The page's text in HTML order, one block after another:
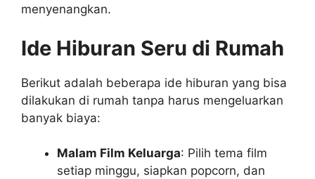
menyenangkan.
Ide Hiburan Seru di Rumah
Berikut adalah beberapa ide hiburan yang bisa
dilakukan di rumah tanpa harus mengeluarkan
banyak biaya:
Malam Film Keluarga: Pilih tema film
setiap minggu, siapkan popcorn, dan